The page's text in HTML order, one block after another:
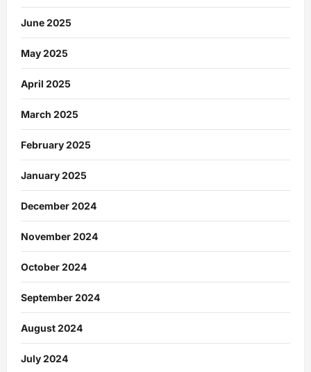
June 2025
May 2025
April 2025
March 2025
February 2025
January 2025
December 2024
November 2024
October 2024
September 2024
August 2024
July 2024